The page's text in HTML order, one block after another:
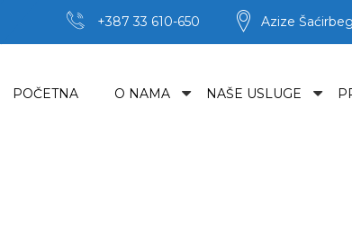
+387 33 610-650 Azize
POČETNA O NAMA NAŠE USLUGE